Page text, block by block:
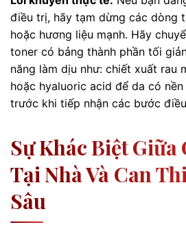
điều trị, hãy tạm dừng các dòng
hoặc hương liệu mạnh. Hãy
toner có bảng thành phần tối
năng làm dịu như: chiết xuất rau
hoặc hyaluoric acid để da có
trước khi tiếp nhận các bước
Sự Khác Biệt Giữa
Tại Nhà Và Can
Sâu